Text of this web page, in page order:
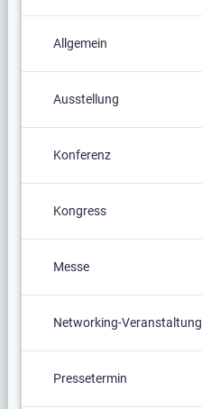
Allgemein
Ausstellung
Konferenz
Kongress
Messe
Networking-Veranstaltung
Pressetermin